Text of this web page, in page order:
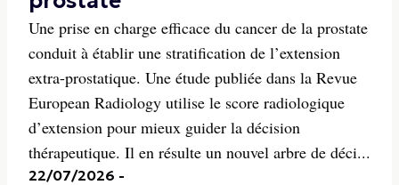
Une prise en charge efficace du cancer de la prostate
conduit à établir une stratification de l’extension
extra-prostatique. Une étude publiée dans la Revue
European Radiology utilise le score radiologique
d’extension pour mieux guider la décision
thérapeutique. Il en résulte un nouvel arbre de déci...
22/07/2026 -